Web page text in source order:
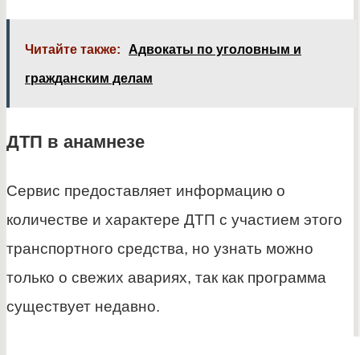
Читайте также: Адвокаты по уголовным и
гражданским делам
ДТП в анамнезе
Сервис предоставляет информацию о
количестве и характере ДТП с участием этого
транспортного средства, но узнать можно
только о свежих авариях, так как программа
существует недавно.